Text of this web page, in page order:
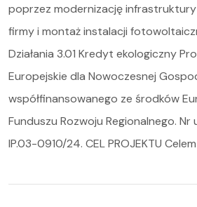
poprzez modernizację
firmy i montaż instalacji
Działania 3.01 Kredyt ekologiczny
Europejskie dla Nowoczesnej
współfinansowanego ze środków
Funduszu Rozwoju Regionalnego. Nr
IP.03-0910/24. CEL PROJEKTU